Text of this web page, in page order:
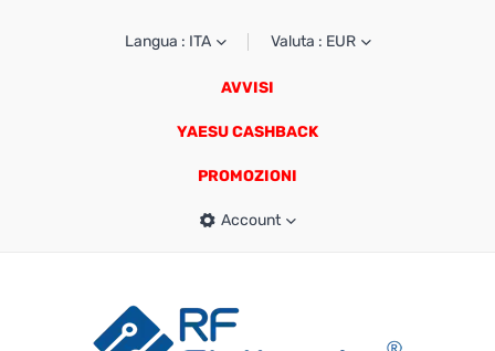
Langua : ITA Valuta : EUR
AVVISI
YAESU CASHBACK
PROMOZIONI
Account